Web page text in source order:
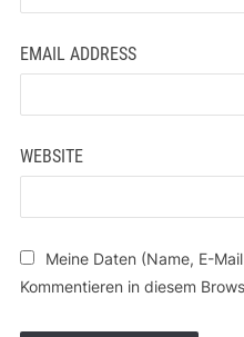
EMAIL ADDRESS
WEBSITE
Meine Daten (Name, E-
Kommentieren in diesem